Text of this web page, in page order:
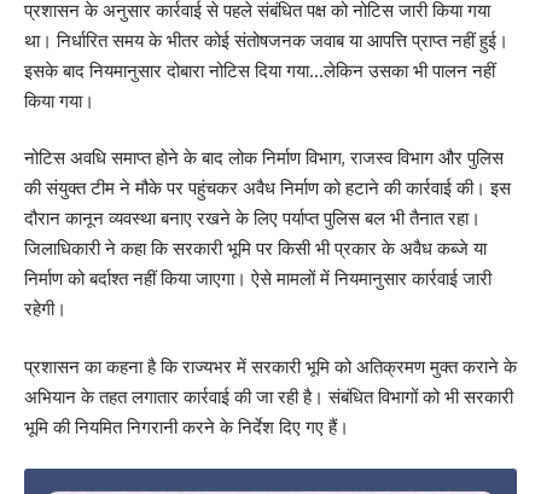
प्रशासन के अनुसार कार्रवाई से पहले संबंधित पक्ष को नोटिस जारी किया गया
था। निर्धारित समय के भीतर कोई संतोषजनक जवाब या आपत्ति प्राप्त नहीं हुई।
इसके बाद नियमानुसार दोबारा नोटिस दिया गया…लेकिन उसका भी पालन नहीं
किया गया।
नोटिस अवधि समाप्त होने के बाद लोक निर्माण विभाग, राजस्व विभाग और पुलिस
की संयुक्त टीम ने मौके पर पहुंचकर अवैध निर्माण को हटाने की कार्रवाई की। इस
दौरान कानून व्यवस्था बनाए रखने के लिए पर्याप्त पुलिस बल भी तैनात रहा।
जिलाधिकारी ने कहा कि सरकारी भूमि पर किसी भी प्रकार के अवैध कब्जे या
निर्माण को बर्दाश्त नहीं किया जाएगा। ऐसे मामलों में नियमानुसार कार्रवाई जारी
रहेगी।
प्रशासन का कहना है कि राज्यभर में सरकारी भूमि को अतिक्रमण मुक्त कराने के
अभियान के तहत लगातार कार्रवाई की जा रही है। संबंधित विभागों को भी सरकारी
भूमि की नियमित निगरानी करने के निर्देश दिए गए हैं।